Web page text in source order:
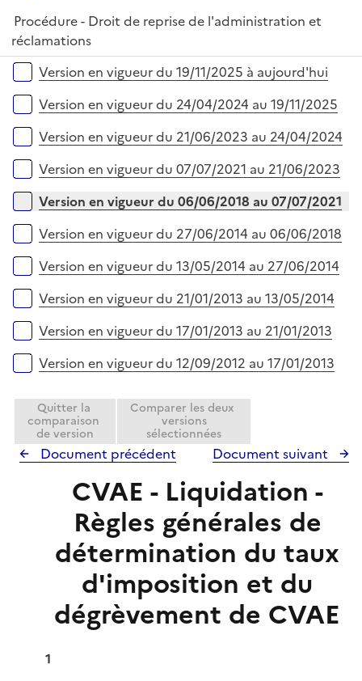
e
r
p
l
e
r
Procédure - Droit de reprise de l'administration et
réclamations
Versions sur la période
Version en vigueur du 19/11/2025 à aujourd'hui
Version en vigueur du 24/04/2024 au 19/11/2025
Version en vigueur du 21/06/2023 au 24/04/2024
Version en vigueur du 07/07/2021 au 21/06/2023
Version en vigueur du 06/06/2018 au 07/07/2021
Version en vigueur du 27/06/2014 au 06/06/2018
Version en vigueur du 13/05/2014 au 27/06/2014
Version en vigueur du 21/01/2013 au 13/05/2014
Version en vigueur du 17/01/2013 au 21/01/2013
Version en vigueur du 12/09/2012 au 17/01/2013
Quitter la
comparaison
de version
Comparer les deux
versions
sélectionnées
Document précédent Document suivant
CVAE - Liquidation -
Règles générales de
détermination du taux
d'imposition et du
dégrèvement de CVAE
1